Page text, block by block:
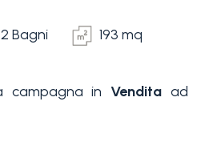
2 Bagni 193 mq
campagna in Vendita ad